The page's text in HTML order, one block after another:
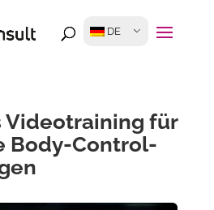
DE
Videotraining für
Body-Control-